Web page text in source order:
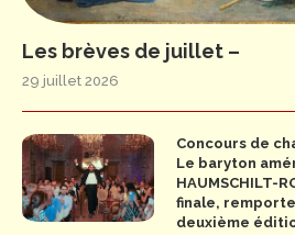
Les brèves de juillet –
29 juillet 2026
Concours de
Le baryton
HAUMSCHILT-
finale,
deuxième